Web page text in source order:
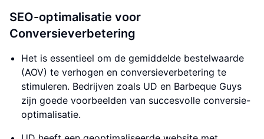
SEO-optimalisatie voor
Conversieverbetering
Het is essentieel om de gemiddelde bestelwaarde
(AOV) te verhogen en conversieverbetering te
stimuleren. Bedrijven zoals UD en Barbeque Guys
zijn goede voorbeelden van succesvolle conversie-
optimalisatie.